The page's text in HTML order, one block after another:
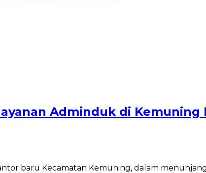
Adminduk di Kemuning
baru Kecamatan Kemuning, dalam